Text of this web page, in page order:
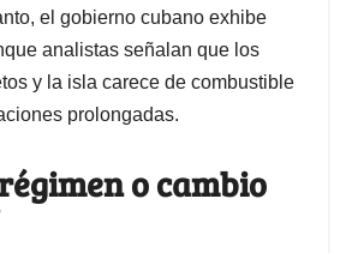
el gobierno cubano exhibe
analistas señalan que los
y la isla carece de combustible
prolongadas.
o cambio